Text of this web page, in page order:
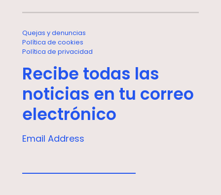
Quejas y denuncias
Política de cookies
Política de privacidad
Recibe todas las
noticias en tu correo
electrónico
Email Address